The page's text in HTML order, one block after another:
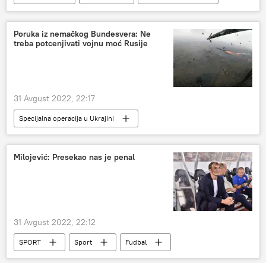
Beograd
Poruka iz nemačkog Bundesvera: Ne
treba potcenjivati vojnu moć Rusije
31 Avgust 2022, 22:17
Specijalna operacija u Ukrajini
Specijalna vojna operacija u Ukrajini – vesti
Ukrajina
Rusija
Milojević: Presekao nas je penal
31 Avgust 2022, 22:12
SPORT Sport
Fudbal
FK Crvena zvezda